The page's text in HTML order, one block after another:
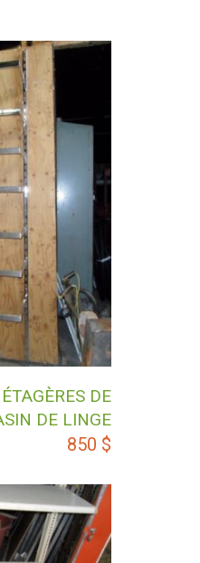
DE
DE LINGE
850 $